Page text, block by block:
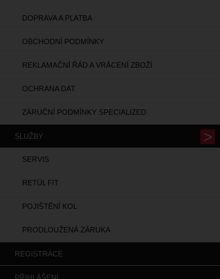
DOPRAVA A PLATBA
OBCHODNÍ PODMÍNKY
REKLAMAČNÍ ŘÁD A VRÁCENÍ ZBOŽÍ
OCHRANA DAT
ZÁRUČNÍ PODMÍNKY SPECIALIZED
SLUŽBY
SERVIS
RETÜL FIT
POJIŠTĚNÍ KOL
PRODLOUŽENÁ ZÁRUKA
REGISTRACE
PŘIHLÁŠENÍ